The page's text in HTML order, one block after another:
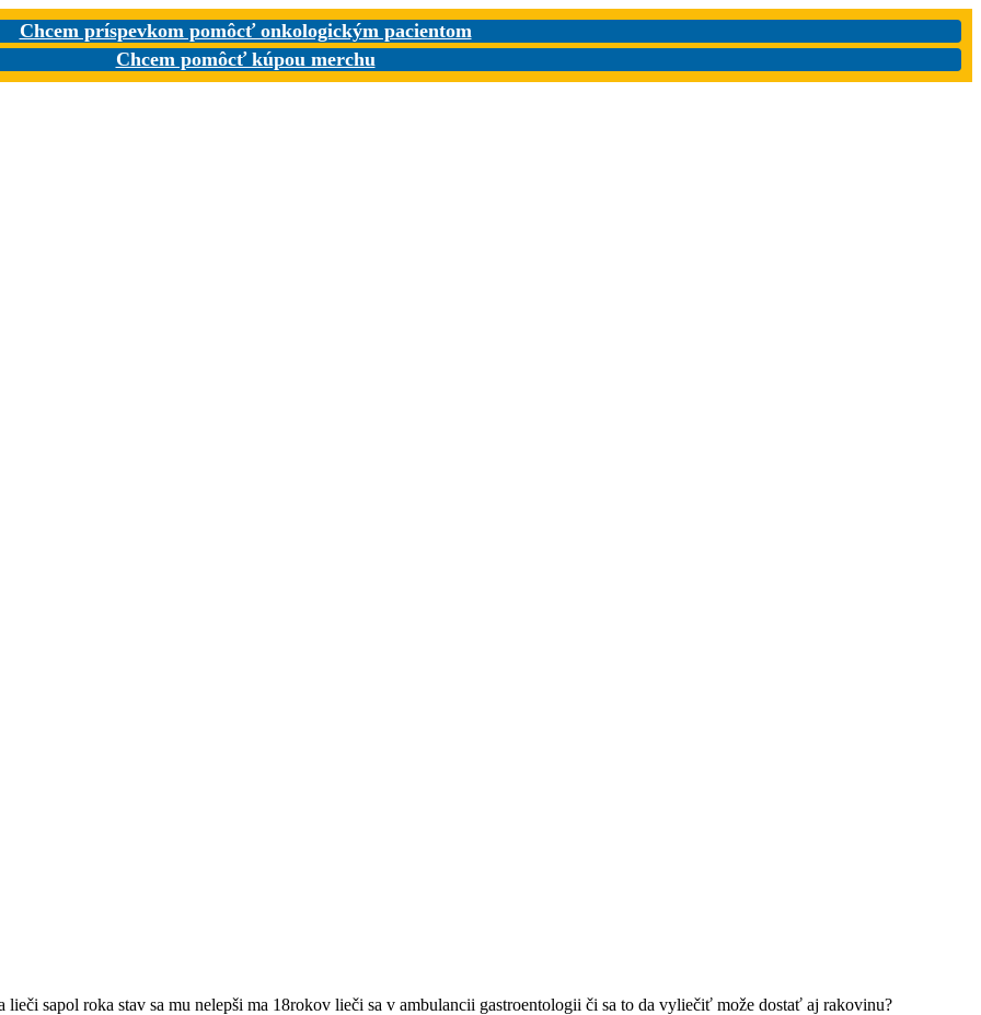
Chcem príspevkom pomôcť onkologickým pacientom
Chcem pomôcť kúpou merchu
sapol roka stav sa mu nelepši ma 18rokov lieči sa v ambulancii gastroentologii či sa to da vyliečiť može dostať aj rakovinu?